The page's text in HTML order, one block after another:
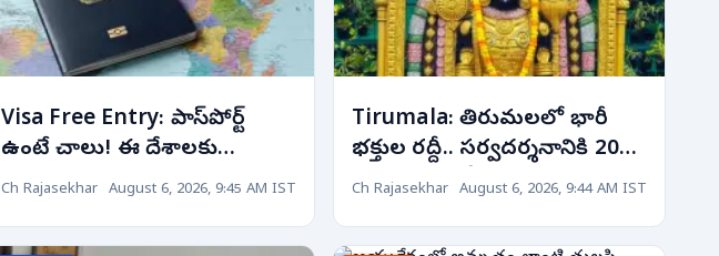
Visa Free Entry: పాస్‌పోర్ట్
ఉంటే చాలు! ఈ దేశాలకు
ఎప్పుడైనా వెళ్ళొచ్చు... ఎన్ని
Ch Rajasekhar August 6, 2026, 9:45 AM IST
Tirumala: తిరుమలలో భారీ
భక్తుల రద్దీ.. సర్వదర్శనానికి 20–
22 గంటల నిరీక్షణ!
Ch Rajasekhar August 6, 2026, 9:44 AM IST